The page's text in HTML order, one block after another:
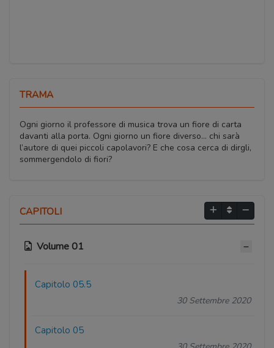
TRAMA
Ogni giorno il professore di musica trova un fiore di carta
davanti alla porta. Ogni giorno un fiore diverso… chi sarà
l’autore di quei piccoli capolavori? E che cosa cerca di dirgli,
sommergendolo di fiori?
CAPITOLI
Volume 01
Capitolo 05.5
30 Settembre 2020
Capitolo 05